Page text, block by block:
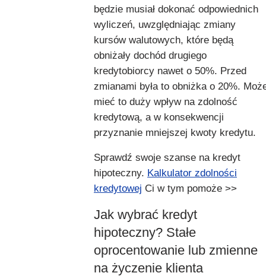
będzie musiał dokonać odpowiednich
wyliczeń, uwzględniając zmiany
kursów walutowych, które będą
obniżały dochód drugiego
kredytobiorcy nawet o 50%. Przed
zmianami była to obniżka o 20%.
mieć to duży wpływ na zdolność
kredytową, a w konsekwencji
przyznanie mniejszej kwoty kredytu.
Sprawdź swoje szanse na kredyt
hipoteczny. Kalkulator zdolności
kredytowej Ci w tym pomoże >>
Jak wybrać kredyt
hipoteczny? Stałe
oprocentowanie lub zmienne
na życzenie klienta